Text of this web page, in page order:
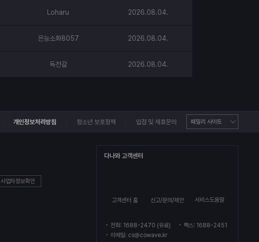
Loharu 2026.08.04.
은능소화8057 2026.08.04.
독전갈 2026.08.04.
개인정보처리방침 청소년 보호정책 입점 및 제휴문의
사업자정보확인
다나와 고객센터
고객센터 홈 신고/문의/제안 서비스도움말
전화: 1688-2470 (유료)
팩스: 1688-2451
이메일: cs@cowave.kr